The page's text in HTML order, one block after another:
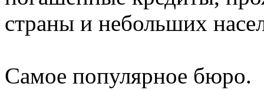
страны и небольших
Самое популярное бюро.